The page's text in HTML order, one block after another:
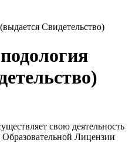
Свидетельство)
свою деятельность
Лицензии